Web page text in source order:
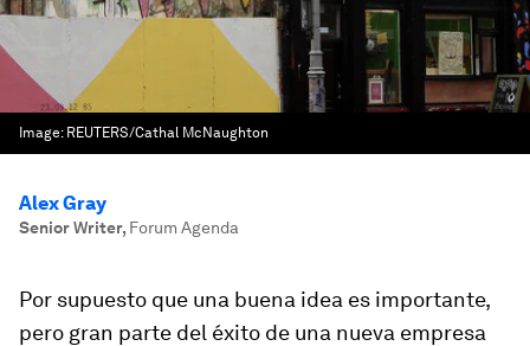
Image: REUTERS/Cathal McNaughton
Alex Gray
Senior Writer, Forum Agenda
Por supuesto que una buena idea es importante,
pero gran parte del éxito de una nueva empresa